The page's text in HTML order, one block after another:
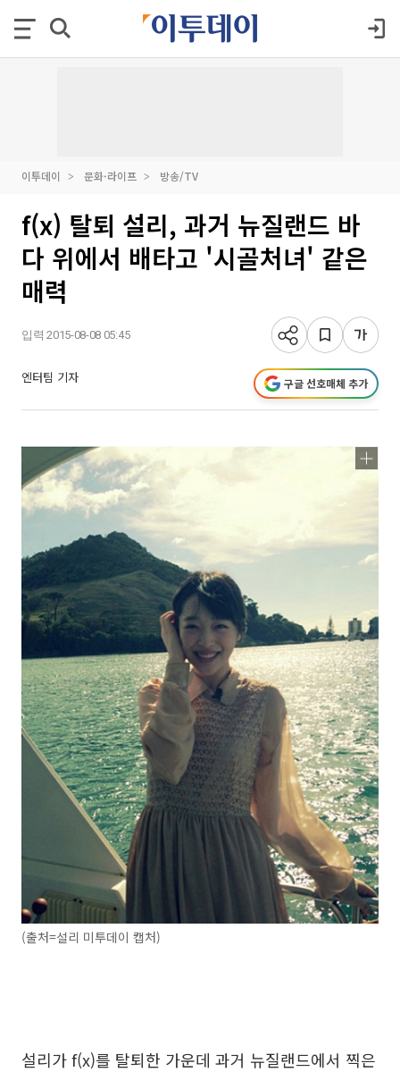
이투데이 문화·라이프 방송/TV
f(x) 탈퇴 설리, 과거 뉴질랜드 바
다 위에서 배타고 '시골처녀' 같은
매력
입력 2015-08-08 05:45
엔터팀 기자 구글 선호매체 추가
(출처=설리 미투데이 캡처)
설리가 f(x)를 탈퇴한 가운데 과거 뉴질랜드에서 찍은